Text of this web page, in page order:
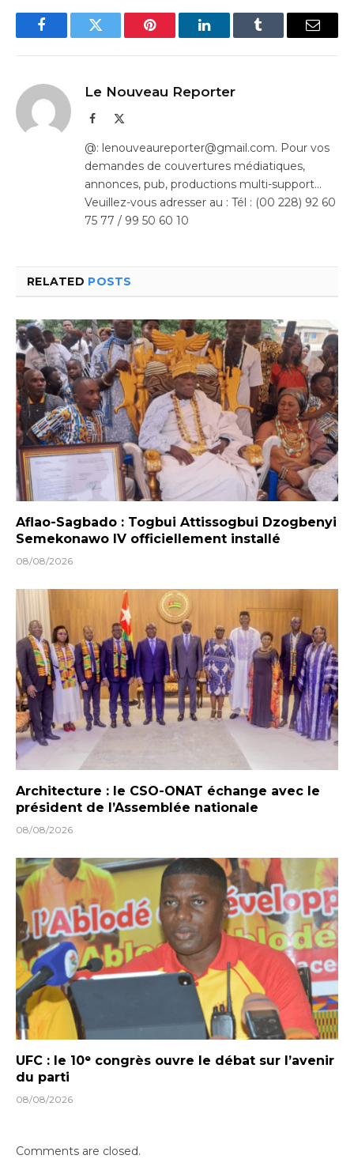
FacebookTwitter Pinterest LinkedInTumblr Email
Le Nouveau Reporter
Facebook
@: lenouveaureporter@gmail.com. Pour vos
demandes de couvertures médiatiques,
annonces, pub, productions multi-support…
Veuillez-vous adresser au : Tél : (00 228) 92 60
75 77 / 99 50 60 10
RELATED POSTS
Aflao-Sagbado : Togbui Attissogbui Dzogbenyi
Semekonawo IV officiellement installé
08/08/2026
Architecture : le CSO-ONAT échange avec le
président de l’Assemblée nationale
08/08/2026
UFC : le 10ᵉ congrès ouvre le débat sur l’avenir
du parti
08/08/2026
Comments are closed.